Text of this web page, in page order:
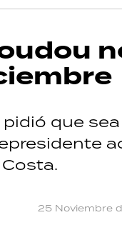
que
25 Noviembre